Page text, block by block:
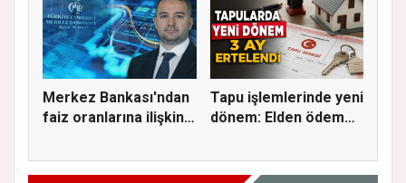
Merkez Bankası'ndan
faiz oranlarına ilişkin
Tapu işlemlerinde yeni
dönem: Elden ödeme